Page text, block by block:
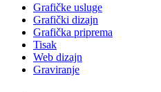
Grafičke usluge
Grafički dizajn
Grafička priprema
Tisak
Web dizajn
Graviranje